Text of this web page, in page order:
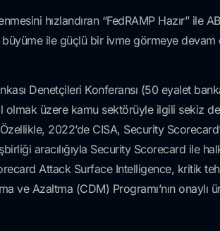
hızlandıran “FedRAMP Hazır” ile
ile güçlü bir ivme görmeye
Denetçileri Konferansı (50 eyalet
üzere kamu sektörüyle ilgili sekiz
Özellikle, 2022’de CISA, Security
aracılığıyla Security Scorecard ile
Attack Surface Intelligence, kritik
ve Azaltma (CDM) Programı’nın onaylı